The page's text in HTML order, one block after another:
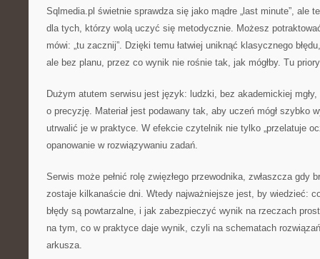
Sqlmedia.pl świetnie sprawdza się jako mądre „last minute”, ale
dla tych, którzy wolą uczyć się metodycznie. Możesz
mówi: „tu zacznij”. Dzięki temu łatwiej uniknąć klasycznego
ale bez planu, przez co wynik nie rośnie tak, jak mógłby. Tu
Dużym atutem serwisu jest język: ludzki, bez akademickiej
o precyzję. Materiał jest podawany tak, aby uczeń mógł szybko
utrwalić je w praktyce. W efekcie czytelnik nie tylko „przelatuje
opanowanie w rozwiązywaniu zadań.
Serwis może pełnić rolę zwięzłego przewodnika, zwłaszcza gdy
zostaje kilkanaście dni. Wtedy najważniejsze jest, by wiedzieć:
błędy są powtarzalne, i jak zabezpieczyć wynik na rzeczach
na tym, co w praktyce daje wynik, czyli na schematach
arkusza.